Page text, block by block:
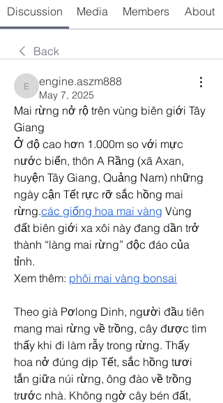
Discussion Media Members About
Back
engine.aszm888
engine.aszm888
May 7, 2025
Mai rừng nở rộ trên vùng biên giới Tây
Giang
Ở độ cao hơn 1.000m so với mực
nước biển, thôn A Rầng (xã Axan,
huyện Tây Giang, Quảng Nam) những
ngày cận Tết rực rỡ sắc hồng mai
rừng.các giống hoa mai vàng Vùng
đất biên giới xa xôi này đang dần trở
thành “làng mai rừng” độc đáo của
tỉnh.
Xem thêm: phôi mai vàng bonsai
Theo già Pơlong Dinh, người đầu tiên
mang mai rừng về trồng, cây được tìm
thấy khi đi làm rẫy trong rừng. Thấy
hoa nở đúng dịp Tết, sắc hồng tươi
tắn giữa núi rừng, ông đào về trồng
trước nhà. Không ngờ cây bén đất,